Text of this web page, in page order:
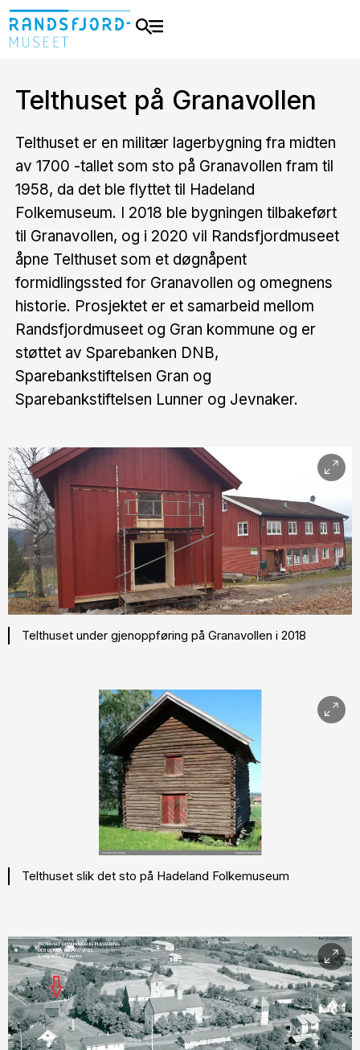
Telthuset på Granavollen
Telthuset er en militær lagerbygning fra midten
av 1700 -tallet som sto på Granavollen fram til
1958, da det ble flyttet til Hadeland
Folkemuseum. I 2018 ble bygningen tilbakeført
til Granavollen, og i 2020 vil Randsfjordmuseet
åpne Telthuset som et døgnåpent
formidlingssted for Granavollen og omegnens
historie. Prosjektet er et samarbeid mellom
Randsfjordmuseet og Gran kommune og er
støttet av Sparebanken DNB,
Sparebankstiftelsen Gran og
Sparebankstiftelsen Lunner og Jevnaker.
Telthuset under gjenoppføring på Granavollen i 2018
Telthuset slik det sto på Hadeland Folkemuseum